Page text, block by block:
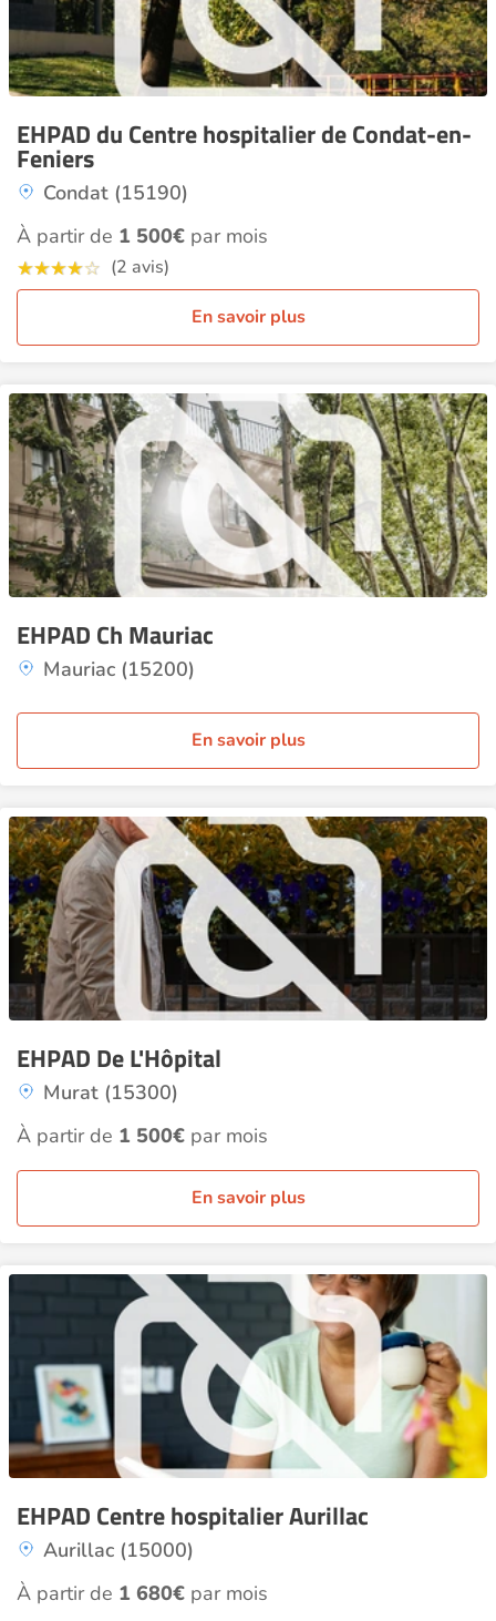
EHPAD du Centre hospitalier de Condat-en-
Feniers
Condat (15190)
À partir de 1 500€ par mois
(2 avis)
En savoir plus
EHPAD Ch Mauriac
Mauriac (15200)
En savoir plus
EHPAD De L'Hôpital
Murat (15300)
À partir de 1 500€ par mois
En savoir plus
EHPAD Centre hospitalier Aurillac
Aurillac (15000)
À partir de 1 680€ par mois